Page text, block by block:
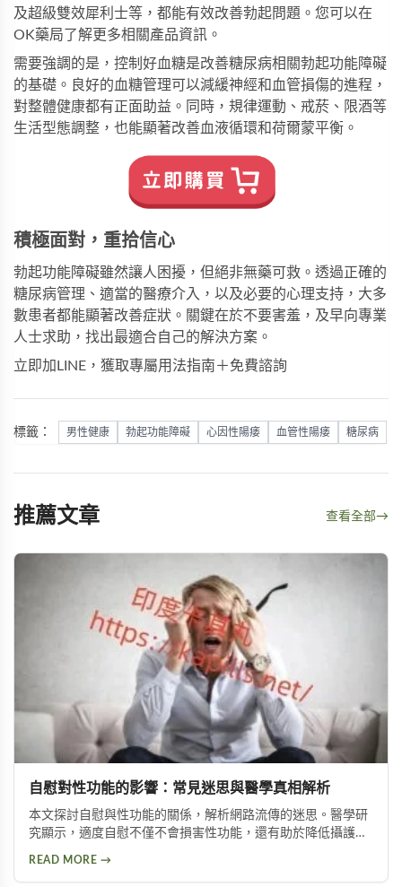
及超級雙效犀利士等，都能有效改善勃起問題。您可以在
OK藥局 了解更多相關產品資訊。
需要強調的是，控制好血糖是改善糖尿病相關勃起功能障礙
的基礎。良好的血糖管理可以減緩神經和血管損傷的進程，
對整體健康都有正面助益。同時，規律運動、戒菸、限酒等
生活型態調整，也能顯著改善血液循環和荷爾蒙平衡。
積極面對，重拾信心
勃起功能障礙雖然讓人困擾，但絕非無藥可救。透過正確的
糖尿病管理、適當的醫療介入，以及必要的心理支持，大多
數患者都能顯著改善症狀。關鍵在於不要害羞，及早向專業
人士求助，找出最適合自己的解決方案。
立即加LINE，獲取專屬用法指南＋免費諮詢
標籤： 男性健康 勃起功能障礙 心因性陽痿 血管性陽痿 糖尿病
推薦文章 查看全部→
自慰對性功能的影響：常見迷思與醫學真相解析
本文探討自慰與性功能的關係，解析網路流傳的迷思。醫學研
究顯示，適度自慰不僅不會損害性功能，還有助於降低攝護腺
READ MORE →